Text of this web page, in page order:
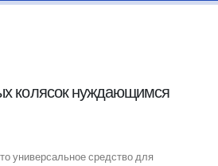
колясок нуждающимся
универсальное средство для